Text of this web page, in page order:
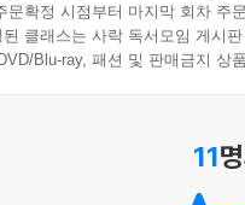
틀이 고비다. 혈관이 막혀
았음에도 환자의 상태가
문확정 시점부터 마지막 회차 주
클래스는 사락 독서모임 게시
Blu-ray, 패션 및 판매금지 상
11